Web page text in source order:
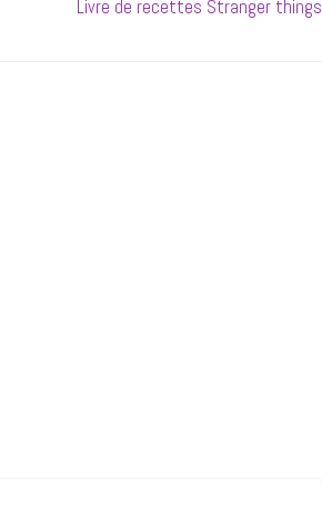
Next
Livre de recettes Stranger things